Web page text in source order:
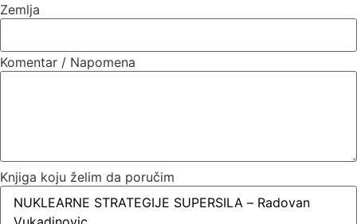
Zemlja
Komentar / Napomena
Knjiga koju želim da poručim